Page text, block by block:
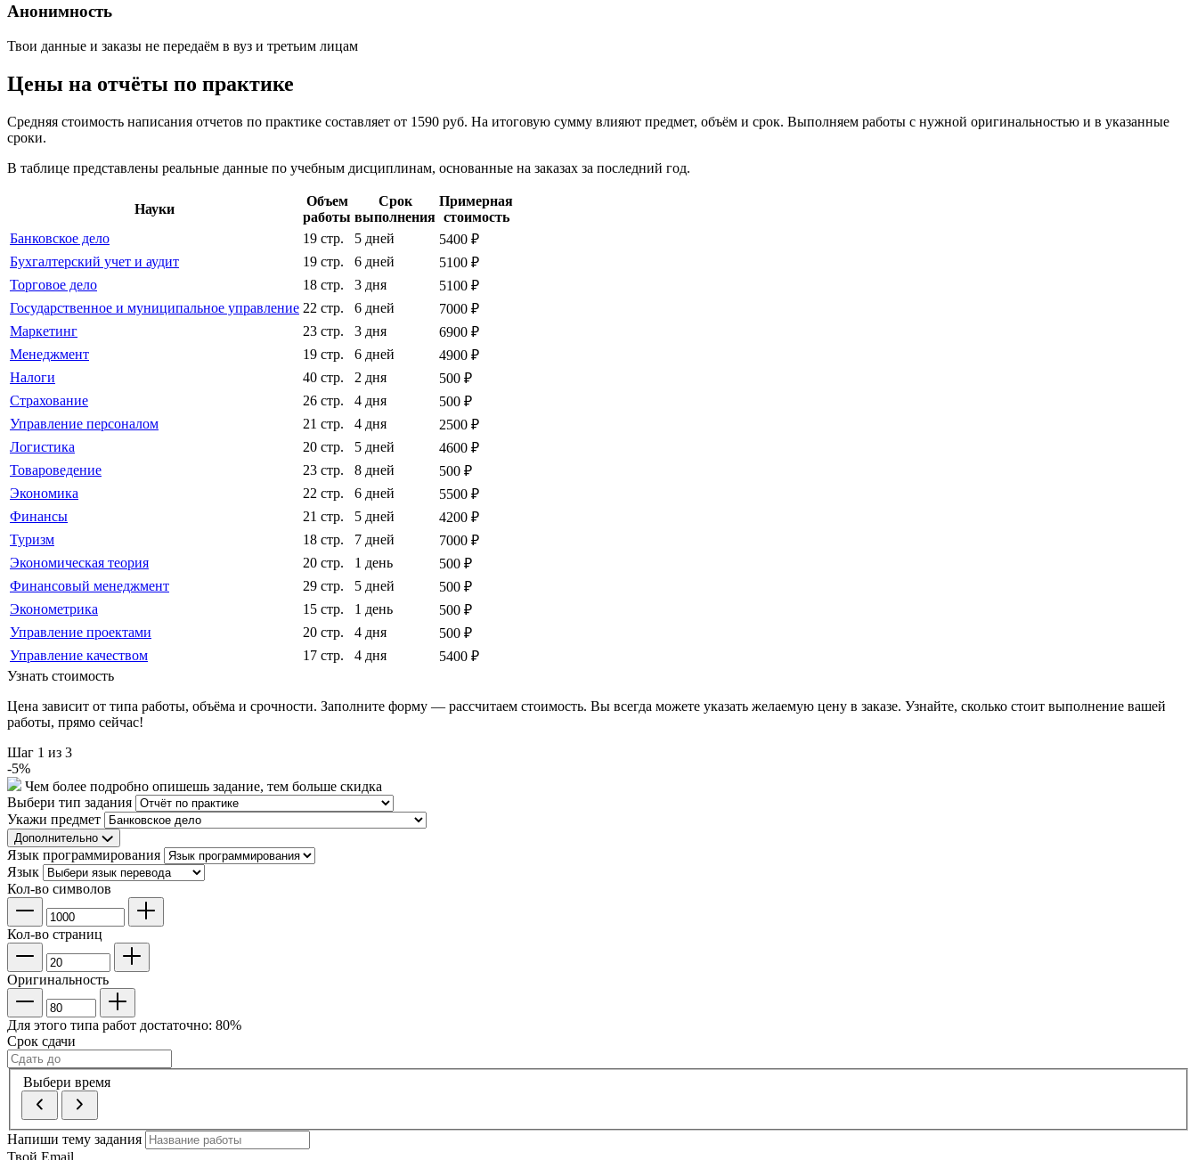
Анонимность
Твои данные и заказы не передаём в вуз и третьим лицам
Цены на отчёты по практике
Средняя стоимость написания отчетов по практике составляет от 1590 руб. На итоговую сумму влияют предмет, объём и срок. Выполняем работы с нужной оригинальностью и в указанные
сроки.
В таблице представлены реальные данные по учебным дисциплинам, основанные на заказах за последний год.
Науки
Объем
работы
Срок
выполнения
Примерная
стоимость
Банковское дело
19 стр. 5 дней
5400 ₽
Бухгалтерский учет и аудит
19 стр. 6 дней
5100 ₽
Торговое дело
18 стр. 3 дня
5100 ₽
Государственное и муниципальное управление 22 стр. 6 дней
7000 ₽
Маркетинг
23 стр. 3 дня
6900 ₽
Менеджмент
19 стр. 6 дней
4900 ₽
Налоги
40 стр. 2 дня
500 ₽
Страхование
26 стр. 4 дня
500 ₽
Управление персоналом
21 стр. 4 дня
2500 ₽
Логистика
20 стр. 5 дней
4600 ₽
Товароведение
23 стр. 8 дней
500 ₽
Экономика
22 стр. 6 дней
5500 ₽
Финансы
21 стр. 5 дней
4200 ₽
Туризм
18 стр. 7 дней
7000 ₽
Экономическая теория
20 стр. 1 день
500 ₽
Финансовый менеджмент
29 стр. 5 дней
500 ₽
Эконометрика
15 стр. 1 день
500 ₽
Управление проектами
20 стр. 4 дня
500 ₽
Управление качеством
17 стр. 4 дня
5400 ₽
Узнать стоимость
Цена зависит от типа работы, объёма и срочности. Заполните форму — рассчитаем стоимость. Вы всегда можете указать желаемую цену в заказе. Узнайте, сколько стоит выполнение вашей
работы, прямо сейчас!
Шаг 1 из 3
-5%
Чем более подробно опишешь задание, тем больше скидка
Выбери тип задания
Укажи предмет
Дополнительно
Язык программирования
Язык
Кол-во символов
Кол-во страниц
Оригинальность
Для этого типа работ достаточно: 80%
Срок сдачи
Выбери время
Напиши тему задания